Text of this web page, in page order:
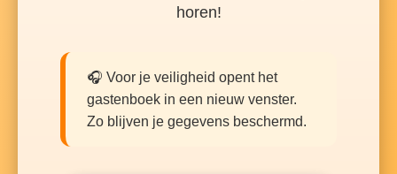
horen!
🎧 Voor je veiligheid opent het
gastenboek in een nieuw venster.
Zo blijven je gegevens beschermd.